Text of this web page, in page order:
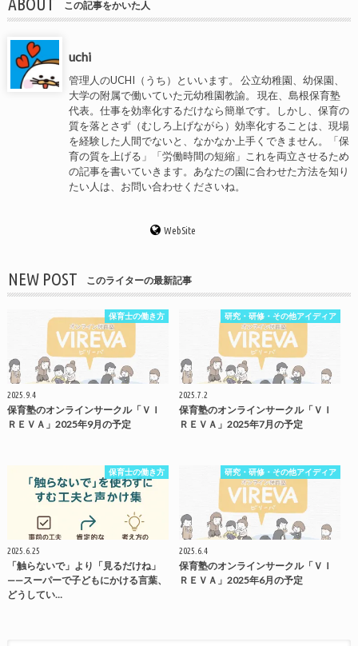
ABOUT この記事をかいた人
uchi
管理人のUCHI（うち）といいます。 公立幼稚園、幼保園、
大学の附属で働いていた元幼稚園教諭。 現在、島根保育塾
代表。仕事を効率化するだけなら簡単です。しかし、保育の
質を落とさず（むしろ上げながら）効率化することは、現場
を経験した人間でないと、なかなか上手くできません。「保
育の質を上げる」「労働時間の短縮」これを両立させるため
の記事を書いていきます。あなたの園に合わせた方法を知り
たい人は、お問い合わせくださいね。
WebSite
NEW POST このライターの最新記事
保育士の働き方
2025.9.4
保育塾のオンラインサークル「ＶＩ
ＲＥＶＡ」2025年9月の予定
研究・研修・その他アイディア
2025.7.2
保育塾のオンラインサークル「ＶＩ
ＲＥＶＡ」2025年7月の予定
保育士の働き方
2025.6.25
「触らないで」より「見るだけね」
——スーパーで子どもにかける言葉、
どうしてい…
研究・研修・その他アイディア
2025.6.4
保育塾のオンラインサークル「ＶＩ
ＲＥＶＡ」2025年6月の予定